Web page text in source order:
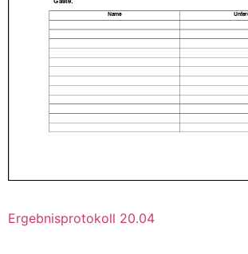
Ergebnisprotokoll 20.04